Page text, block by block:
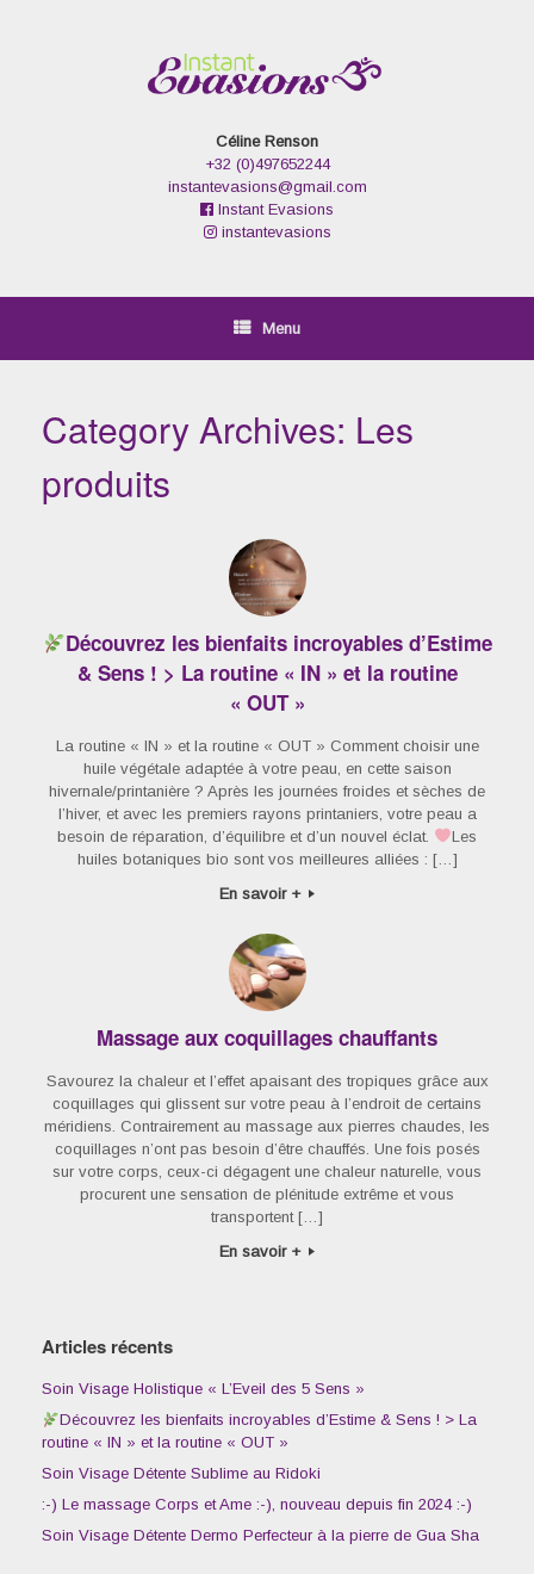
Céline Renson
+32 (0)497652244
instantevasions@gmail.com
Instant Evasions
instantevasions
Menu
Category Archives: Les
produits
Découvrez les bienfaits incroyables d’Estime
& Sens ! > La routine « IN » et la routine
« OUT »
La routine « IN » et la routine « OUT » Comment choisir une
huile végétale adaptée à votre peau, en cette saison
hivernale/printanière ? Après les journées froides et sèches de
l’hiver, et avec les premiers rayons printaniers, votre peau a
besoin de réparation, d’équilibre et d’un nouvel éclat.
Les
huiles botaniques bio sont vos meilleures alliées : […]
En savoir +
Massage aux coquillages chauffants
Savourez la chaleur et l’effet apaisant des tropiques grâce aux
coquillages qui glissent sur votre peau à l’endroit de certains
méridiens. Contrairement au massage aux pierres chaudes, les
coquillages n’ont pas besoin d’être chauffés. Une fois posés
sur votre corps, ceux-ci dégagent une chaleur naturelle, vous
procurent une sensation de plénitude extrême et vous
transportent […]
En savoir +
Articles récents
Soin Visage Holistique « L’Eveil des 5 Sens »
Découvrez les bienfaits incroyables d’Estime & Sens ! > La
routine « IN » et la routine « OUT »
Soin Visage Détente Sublime au Ridoki
:-) Le massage Corps et Ame :-), nouveau depuis fin 2024 :-)
Soin Visage Détente Dermo Perfecteur à la pierre de Gua Sha